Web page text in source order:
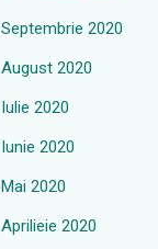
Septembrie 2020
August 2020
Iulie 2020
Iunie 2020
Mai 2020
Aprilieie 2020